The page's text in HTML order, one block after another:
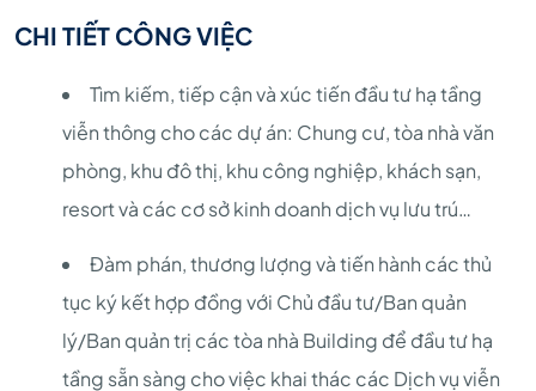
CHI TIẾT CÔNG VIỆC
Tìm kiếm, tiếp cận và xúc tiến đầu tư hạ tầng
viễn thông cho các dự án: Chung cư, tòa nhà văn
phòng, khu đô thị, khu công nghiệp, khách sạn,
resort và các cơ sở kinh doanh dịch vụ lưu trú…
Đàm phán, thương lượng và tiến hành các thủ
tục ký kết hợp đồng với Chủ đầu tư/Ban quản
lý/Ban quản trị các tòa nhà Building để đầu tư hạ
tầng sẵn sàng cho việc khai thác các Dịch vụ viễn